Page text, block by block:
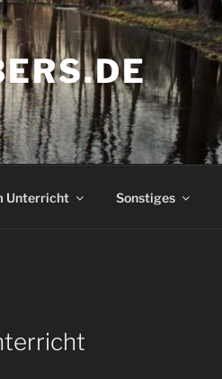
Unterricht Sonstiges